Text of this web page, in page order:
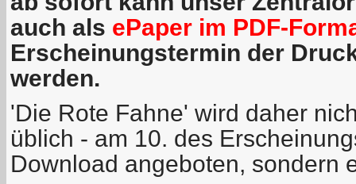
auch als ePaper im PDF-
Erscheinungstermin der
werden.
'Die Rote Fahne' wird daher
üblich - am 10. des
Download angeboten, sondern